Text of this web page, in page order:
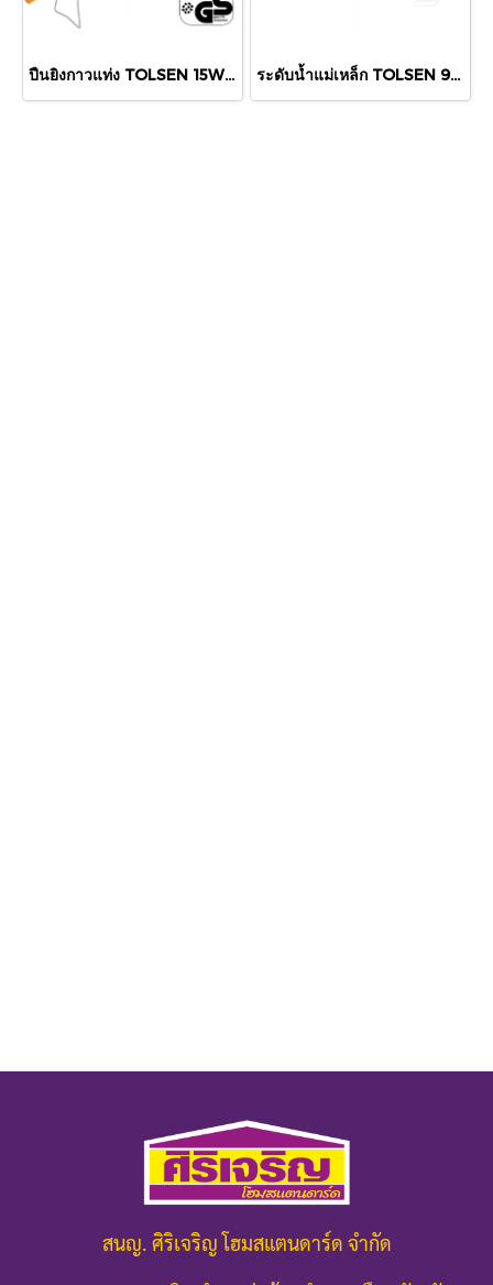
ปืนยิงกาวแท่ง TOLSEN 15W #79105 ระดับน้ำแม่เหล็ก TOLSEN 9" #35059
สนญ. ศิริเจริญ โฮมสแตนดาร์ด จำกัด